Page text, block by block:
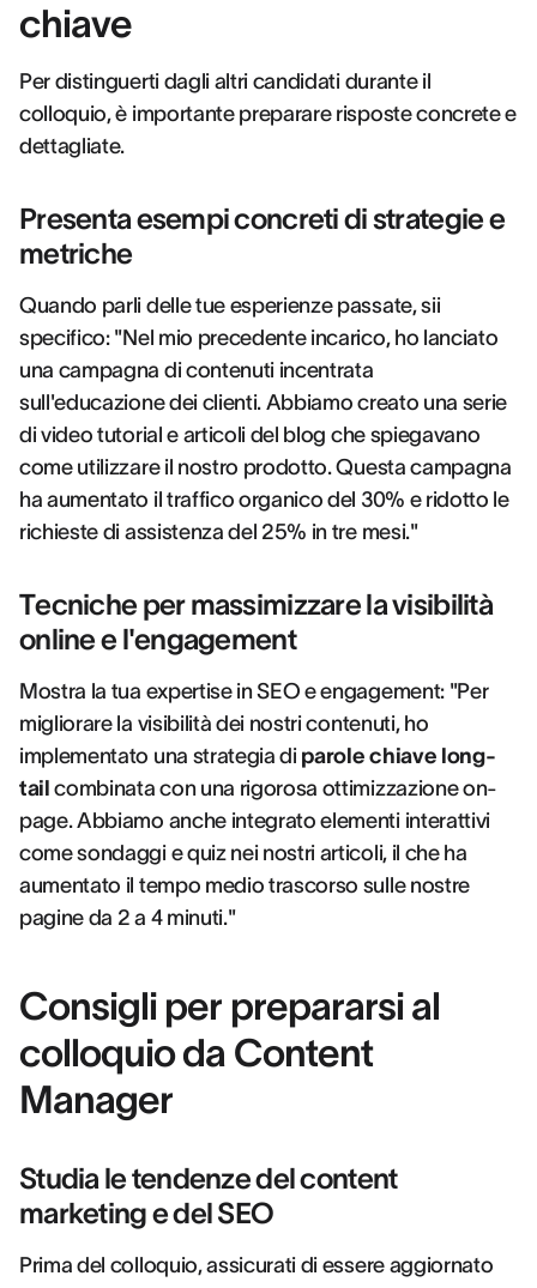
chiave
Per distinguerti dagli altri candidati durante il
colloquio, è importante preparare risposte concrete e
dettagliate.
Presenta esempi concreti di strategie e
metriche
Quando parli delle tue esperienze passate, sii
specifico: "Nel mio precedente incarico, ho lanciato
una campagna di contenuti incentrata
sull'educazione dei clienti. Abbiamo creato una serie
di video tutorial e articoli del blog che spiegavano
come utilizzare il nostro prodotto. Questa campagna
ha aumentato il traffico organico del 30% e ridotto le
richieste di assistenza del 25% in tre mesi."
Tecniche per massimizzare la visibilità
online e l'engagement
Mostra la tua expertise in SEO e engagement: "Per
migliorare la visibilità dei nostri contenuti, ho
implementato una strategia di parole chiave long-
tail combinata con una rigorosa ottimizzazione on-
page. Abbiamo anche integrato elementi interattivi
come sondaggi e quiz nei nostri articoli, il che ha
aumentato il tempo medio trascorso sulle nostre
pagine da 2 a 4 minuti."
Consigli per prepararsi al
colloquio da Content
Manager
Studia le tendenze del content
marketing e del SEO
Prima del colloquio, assicurati di essere aggiornato